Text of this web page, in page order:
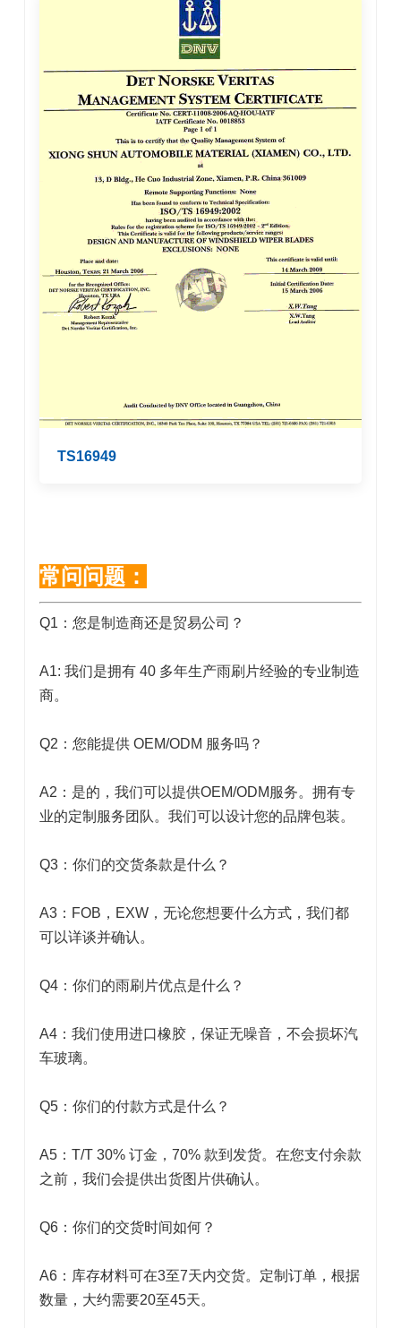
TS16949
常问问题：
Q1：您是制造商还是贸易公司？
A1: 我们是拥有 40 多年生产雨刷片经验的专业制造
商。
Q2：您能提供 OEM/ODM 服务吗？
A2：是的，我们可以提供OEM/ODM服务。拥有专
业的定制服务团队。我们可以设计您的品牌包装。
Q3：你们的交货条款是什么？
A3：FOB，EXW，无论您想要什么方式，我们都
可以详谈并确认。
Q4：你们的雨刷片优点是什么？
A4：我们使用进口橡胶，保证无噪音，不会损坏汽
车玻璃。
Q5：你们的付款方式是什么？
A5：T/T 30% 订金，70% 款到发货。在您支付余款
之前，我们会提供出货图片供确认。
Q6：你们的交货时间如何？
A6：库存材料可在3至7天内交货。定制订单，根据
数量，大约需要20至45天。